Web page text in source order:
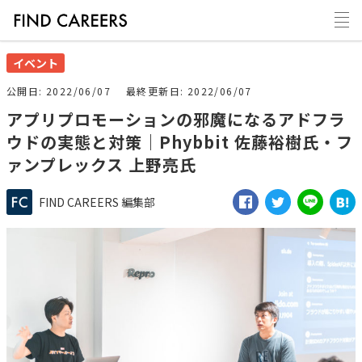
イベント
公開日 2022/06/07 最終更新日 2022/06/07
アプリプロモーションの邪魔になるアドフラ
ウドの実態と対策｜Phybbit 佐藤裕樹氏・フ
ァンプレックス 上野亮氏
FIND CAREERS 編集部